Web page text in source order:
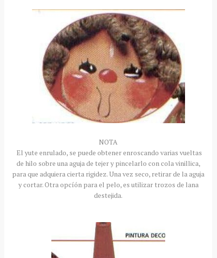
NOTA
El yute enrulado, se puede obtener enroscando varias vueltas
de hilo sobre una aguja de tejer y pincelarlo con cola vinillica,
para que adquiera cierta rigidez. Una vez seco, retirar de la aguja
y cortar. Otra opcíón para el pelo, es utilizar trozos de lana
destejida.